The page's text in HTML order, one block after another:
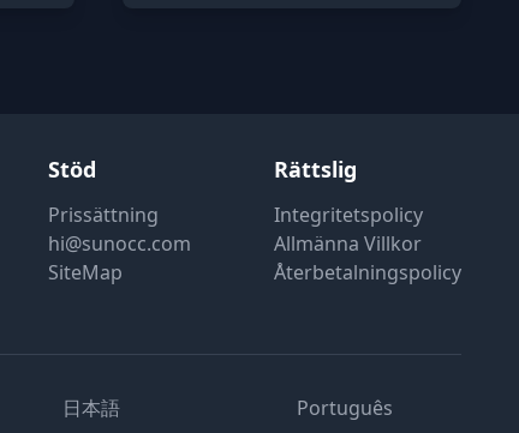
Stöd
Prissättning
hi@sunocc.com
SiteMap
Rättslig
Integritetspolicy
Allmänna Villkor
Återbetalningspolicy
日本語 Português